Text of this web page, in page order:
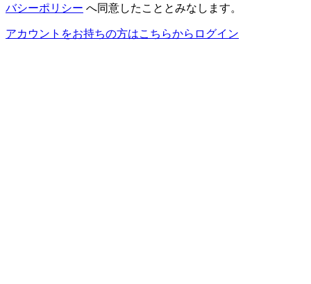
バシーポリシー へ同意したこととみなします。
アカウントをお持ちの方はこちらからログイン